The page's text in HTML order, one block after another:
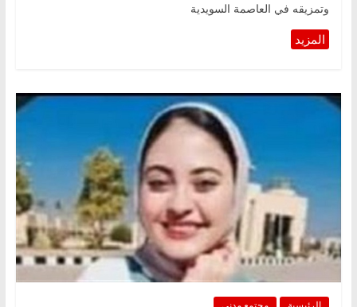
وتمزيقه في العاصمة السويدية